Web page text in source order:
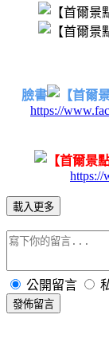
臉書
https://
https://
載入更多
公開留言
發佈留言